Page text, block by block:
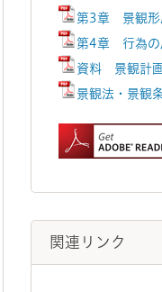
第3章 景観形
第4章 行為の
資料 景観計画
景観法・景観
関連リンク